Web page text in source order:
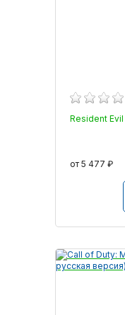
Resident
от 5 477 ₽